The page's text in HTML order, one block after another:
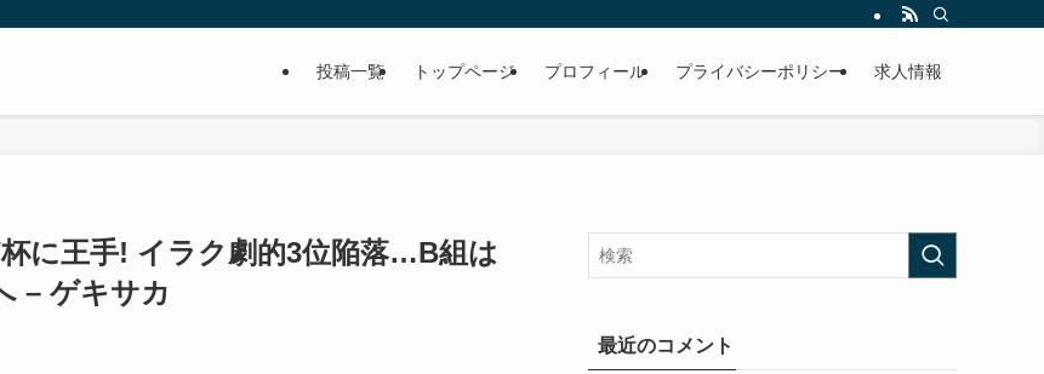
投稿一覧 トップページ プロフィール プライバシーポリシー 求人情報
に王手! イラク劇的3位陥落…B組は
– ゲキサカ
最近のコメント